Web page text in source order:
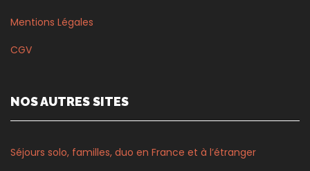
Mentions Légales
CGV
NOS AUTRES SITES
Séjours solo, familles, duo en France et à l’étranger